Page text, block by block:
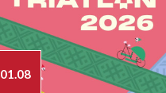
01.08